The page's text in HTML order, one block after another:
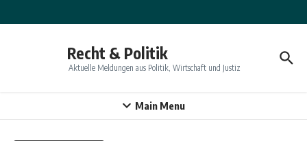
Recht & Politik
Aktuelle Meldungen aus Politik, Wirtschaft und Justiz
Main Menu